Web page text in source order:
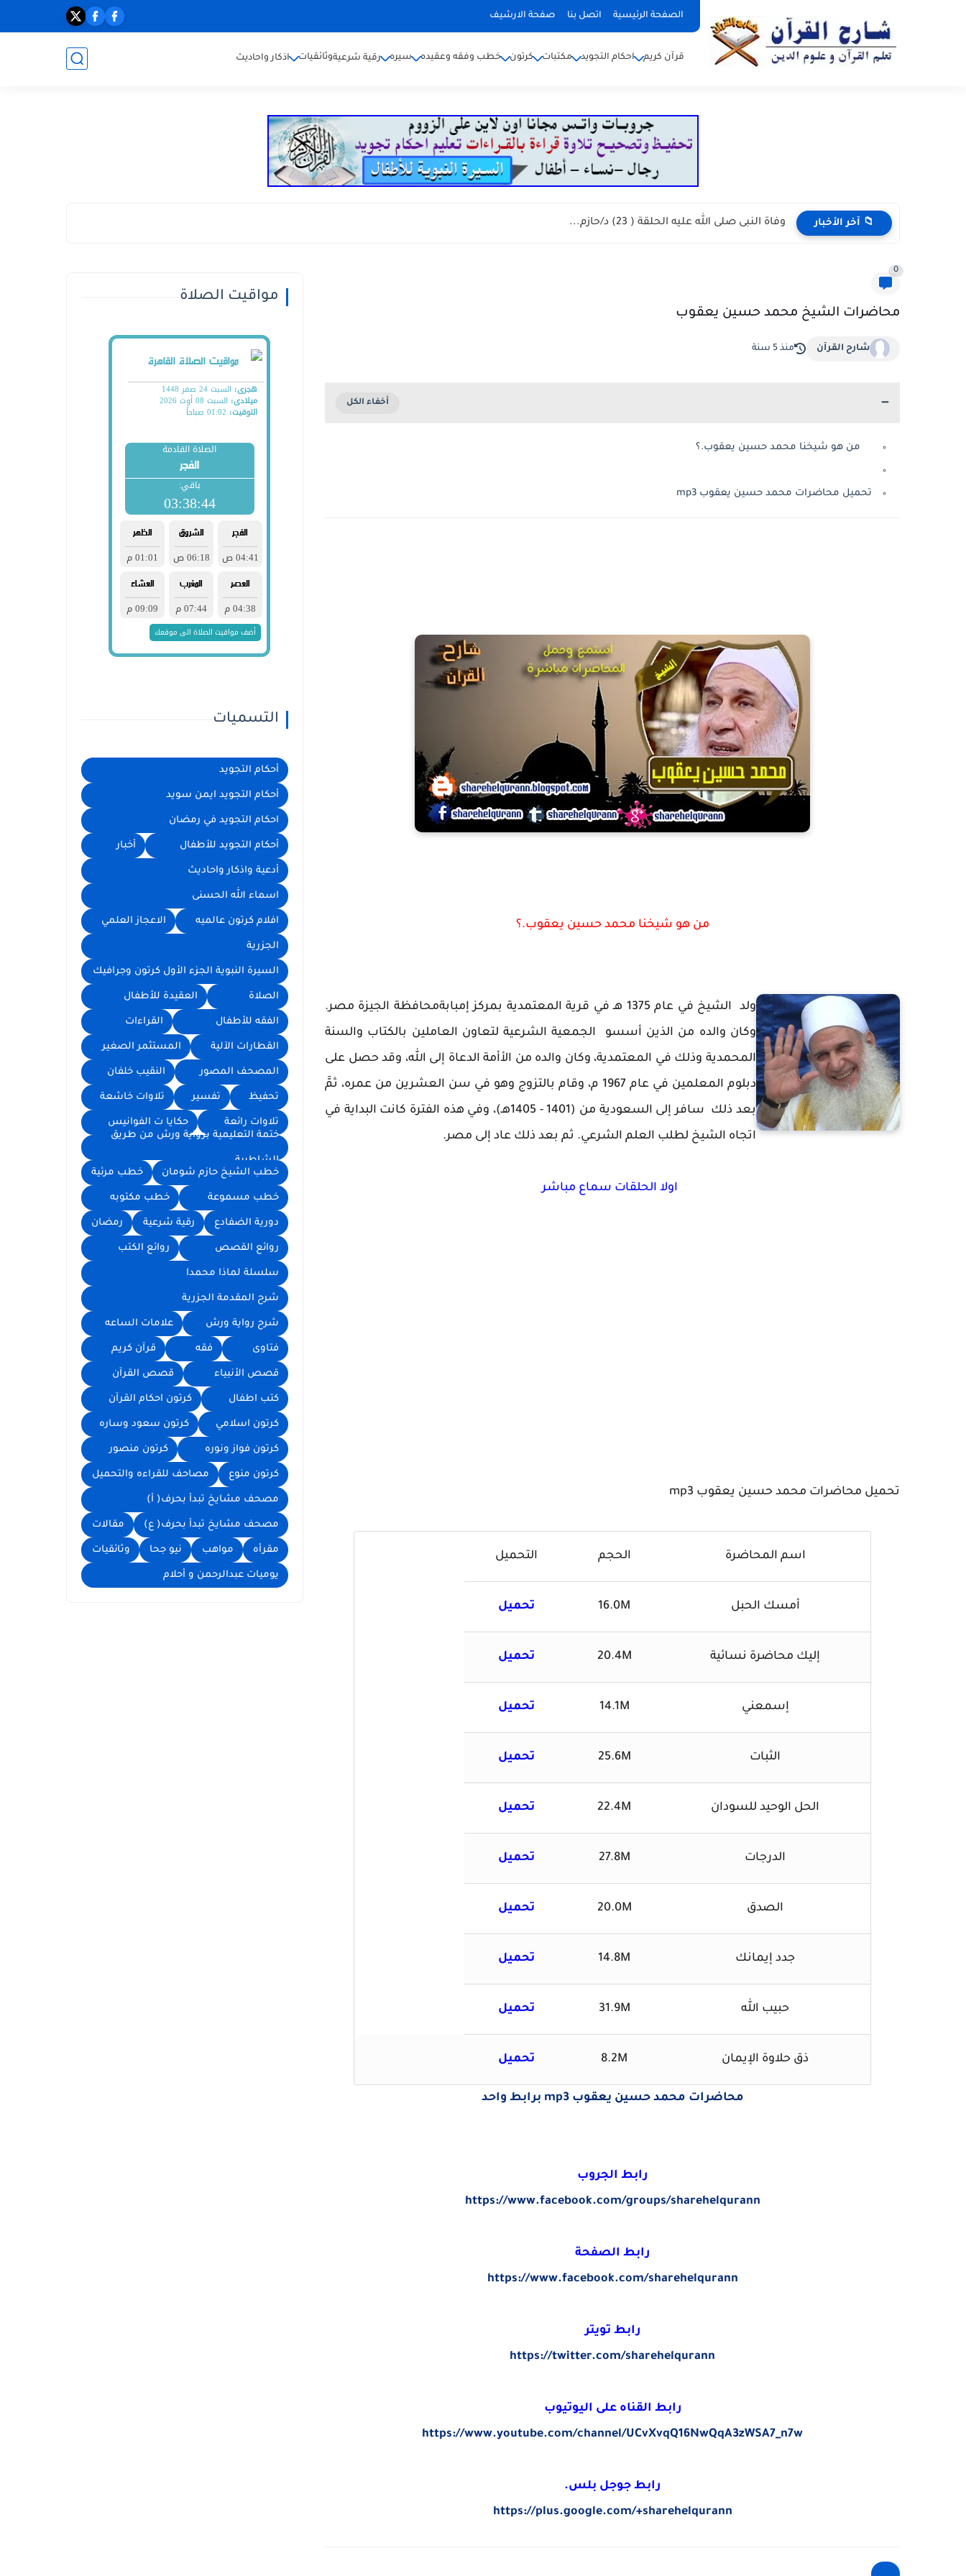
الصفحة الرئيسية اتصل بنا صفحة الارشيف
قرآن كريم احكام التجويد مكتبات كرتون خطب وفقه وعقيده سيره رقية شرعيةوثائقيات اذكار واحاديث
📁 آخر الأخبار وفاة النبى صلى الله عليه الحلقة ( 23) د/حازم...
0
محاضرات الشيخ محمد حسين يعقوب
شارح القرآن منذ 5 سنة
من هو شيخنا محمد حسين يعقوب.؟
تحميل محاضرات محمد حسين يعقوب mp3
من هو شيخنا محمد حسين يعقوب.؟
ولد الشيخ في عام 1375 هـ في قرية المعتمدية بمركز إمبابةمحافظة الجيزة مصر.
وكان والده من الذين أسسو الجمعية الشرعية لتعاون العاملين بالكتاب والسنة
المحمدية وذلك في المعتمدية، وكان والده من الأأمة الدعاة إلى الله، وقد حصل على
دبلوم المعلمين في عام 1967 م، وقام بالتزوج وهو في سن العشرين من عمره، ثمَّ
بعد ذلك سافر إلى السعودية من (1401 - 1405هـ)، وفي هذه الفترة كانت البداية في
اتجاه الشيخ لطلب العلم الشرعي. ثم بعد ذلك عاد إلى مصر.
اولا الحلقات سماع مباشر
تحميل محاضرات محمد حسين يعقوب mp3
اسم المحاضرة الحجم التحميل
أمسك الحبل 16.0M تحميل
إليك محاضرة نسائية 20.4M تحميل
إسمعني 14.1M تحميل
الثبات 25.6M تحميل
الحل الوحيد للسودان 22.4M تحميل
الدرجات 27.8M تحميل
الصدق 20.0M تحميل
جدد إيمانك 14.8M تحميل
حبيب الله 31.9M تحميل
ذق حلاوة الإيمان 8.2M تحميل
محاضرات محمد حسين يعقوب mp3 برابط واحد
رابط الجروب
https://www.facebook.com/groups/sharehelqurann
رابط الصفحة
https://www.facebook.com/sharehelqurann
رابط تويتر
https://twitter.com/sharehelqurann
رابط القناه على اليوتيوب
https://www.youtube.com/channel/UCvXvqQ16NwQqA3zWSA7_n7w
رابط جوجل بلس.
https://plus.google.com/+sharehelqurann
مواقيت الصلاة
التسميات
أحكام التجويد
أحكام التجويد ايمن سويد
احكام التجويد في رمضان
أحكام التجويد للأطفال أخبار
أدعية واذكار واحاديث
اسماء الله الحسنى
افلام كرتون عالميه الاعجاز العلمي
الجزرية
السيرة النبوية الجزء الأول كرتون وجرافيك
الصلاة العقيدة للأطفال
الفقه للأطفال القراءات
القطارات الآلية المستثمر الصغير
المصحف المصور النقيب خلفان
تحفيظ تفسير تلاوات خاشعة
تلاوات رائعة
حكايا ت الفوانيس
ختمة التعليمية برواية ورش من طريق
الشاطبية
خطب الشيخ حازم شومان
خطب مرئية
خطب مسموعة خطب مكتوبه
دورية الضفادع رقية شرعية رمضان
روائع القصص روائع الكتب
سلسلة لماذا محمدا
شرح المقدمة الجزرية
شرح رواية ورش علامات الساعه
فتاوى فقه قرآن كريم
قصص الأنبياء قصص القرآن
كتب اطفال كرتون احكام القرآن
كرتون اسلامي كرتون سعود وساره
كرتون فواز ونوره كرتون منصور
كرتون منوع مصاحف للقراءه والتحميل
مصحف مشايخ تبدأ بحرف( أ)
مصحف مشايخ تبدأ بحرف( ع) مقالات
مقرأه مواهب نيو جحا وثائقيات
يوميات عبدالرحمن و أحلام